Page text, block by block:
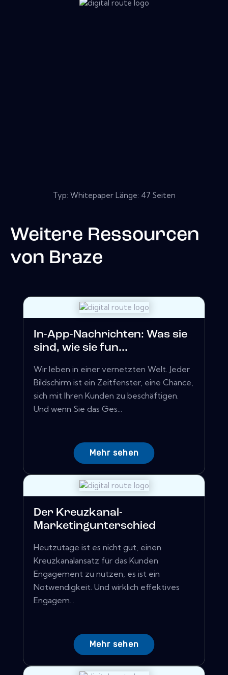
Typ: Whitepaper Länge: 47 Seiten
Weitere Ressourcen
von Braze
In-App-Nachrichten: Was sie
sind, wie sie fun...
Wir leben in einer vernetzten Welt. Jeder
Bildschirm ist ein Zeitfenster, eine Chance,
sich mit Ihren Kunden zu beschäftigen.
Und wenn Sie das Ges...
Mehr sehen
Der Kreuzkanal-
Marketingunterschied
Heutzutage ist es nicht gut, einen
Kreuzkanalansatz für das Kunden
Engagement zu nutzen, es ist ein
Notwendigkeit. Und wirklich effektives
Engagem...
Mehr sehen